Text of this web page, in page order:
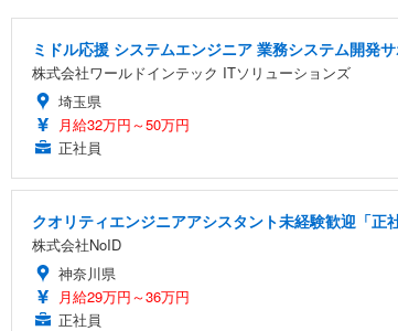
ミドル応援 システムエンジニア 業務システム開発
株式会社ワールドインテック ITソリューションズ
埼玉県
月給32万円～50万円
正社員
クオリティエンジニアアシスタント未経験歓迎「
株式会社NoID
神奈川県
月給29万円～36万円
正社員